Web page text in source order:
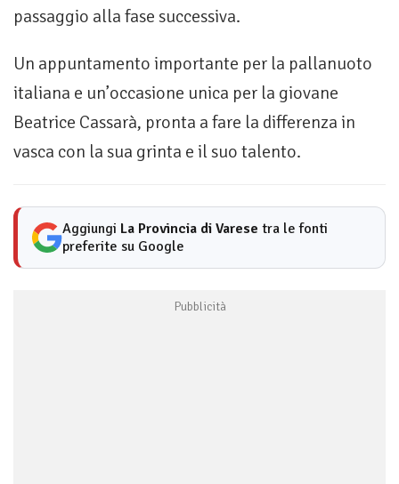
passaggio alla fase successiva.
Un appuntamento importante per la pallanuoto
italiana e un’occasione unica per la giovane
Beatrice Cassarà, pronta a fare la differenza in
vasca con la sua grinta e il suo talento.
Aggiungi La Provincia di Varese tra le fonti
preferite su Google